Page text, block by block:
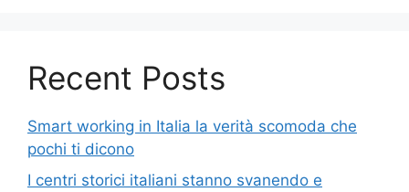
Recent Posts
Smart working in Italia la verità scomoda che
pochi ti dicono
I centri storici italiani stanno svanendo e